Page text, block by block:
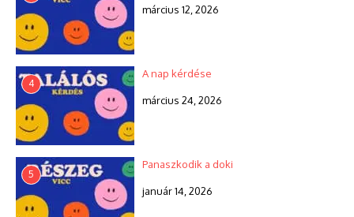
március 12, 2026
4
A nap kérdése
március 24, 2026
5
Panaszkodik a doki
január 14, 2026